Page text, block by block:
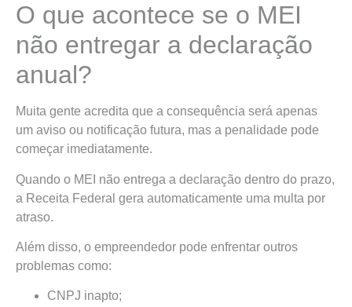
O que acontece se o MEI
não entregar a declaração
anual?
Muita gente acredita que a consequência será apenas
um aviso ou notificação futura, mas a penalidade pode
começar imediatamente.
Quando o MEI não entrega a declaração dentro do prazo,
a Receita Federal gera automaticamente uma multa por
atraso.
Além disso, o empreendedor pode enfrentar outros
problemas como:
CNPJ inapto;